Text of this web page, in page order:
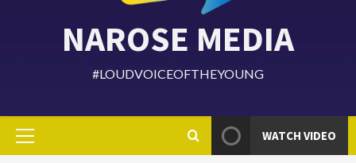
NAROSE MEDIA
#LOUDVOICEOFTHEYOUNG
Primary
WATCH VIDEO